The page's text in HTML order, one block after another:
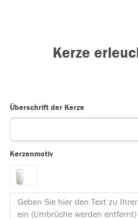
Kerze
Überschrift der Kerze
Kerzenmotiv